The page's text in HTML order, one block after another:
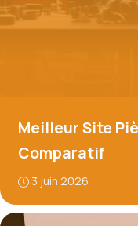
Meilleur Site
Comparatif
3 juin 2026